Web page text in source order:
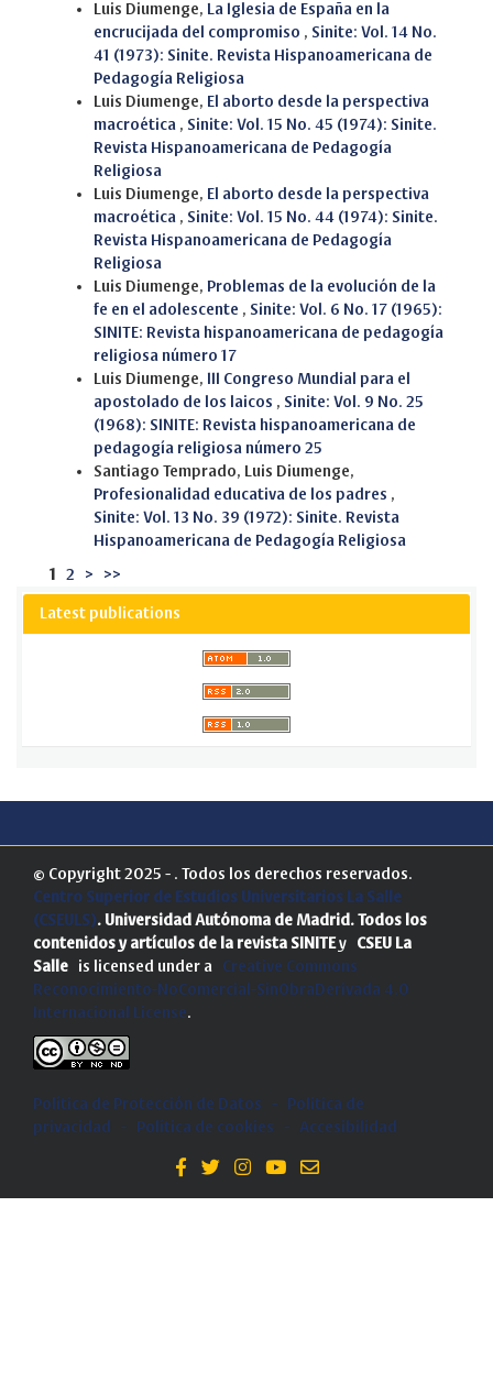
Luis Diumenge, La Iglesia de España en la
encrucijada del compromiso , Sinite: Vol. 14 No.
41 (1973): Sinite. Revista Hispanoamericana de
Pedagogía Religiosa
Luis Diumenge, El aborto desde la perspectiva
macroética , Sinite: Vol. 15 No. 45 (1974): Sinite.
Revista Hispanoamericana de Pedagogía
Religiosa
Luis Diumenge, El aborto desde la perspectiva
macroética , Sinite: Vol. 15 No. 44 (1974): Sinite.
Revista Hispanoamericana de Pedagogía
Religiosa
Luis Diumenge, Problemas de la evolución de la
fe en el adolescente , Sinite: Vol. 6 No. 17 (1965):
SINITE: Revista hispanoamericana de pedagogía
religiosa número 17
Luis Diumenge,
III Congreso Mundial para el
apostolado de los laicos , Sinite: Vol. 9 No. 25
(1968): SINITE: Revista hispanoamericana de
pedagogía religiosa número 25
Santiago Temprado, Luis Diumenge,
Profesionalidad educativa de los padres ,
Sinite: Vol. 13 No. 39 (1972): Sinite. Revista
Hispanoamericana de Pedagogía Religiosa
1 2 > >>
Latest publications
© Copyright 2025 - . Todos los derechos reservados.
Centro Superior de Estudios Universitarios La Salle
(CSEULS). Universidad Autónoma de Madrid. Todos los
contenidos y artículos de la revista SINITEy CSEU La
Salle is licensed under a Creative Commons
Reconocimiento-NoComercial-SinObraDerivada 4.0
Internacional License.
Política de Protección de Datos -
Politica de
privacidad
- Política de cookies - Accesibilidad